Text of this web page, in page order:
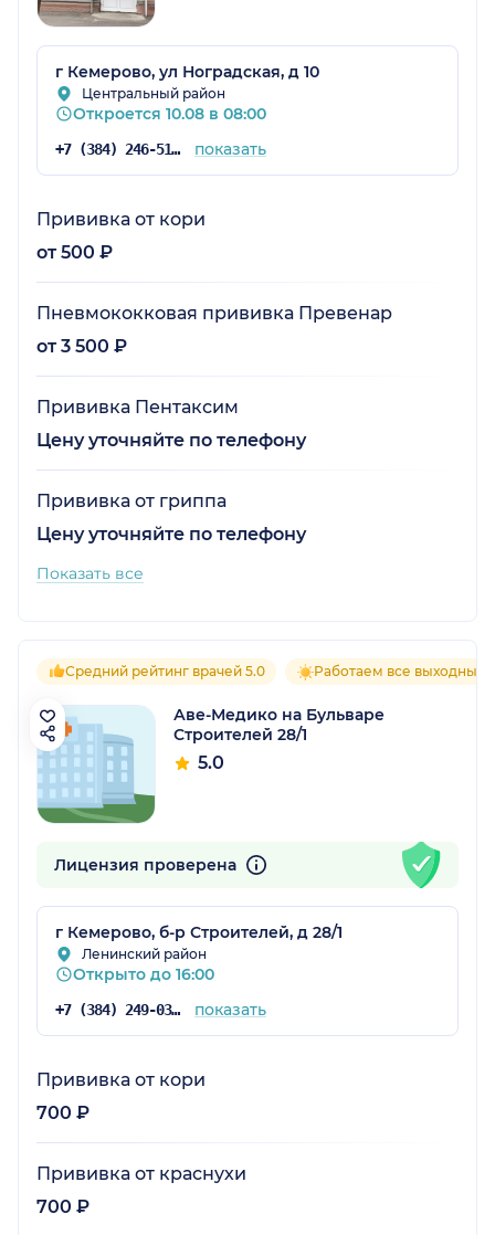
г Кемерово, ул Ноградская, д 10
Центральный район
Откроется 10.08 в 08:00
+7 (384) 246-51-80 показать
Прививка от кори
от 500 ₽
Пневмококковая прививка Превенар
от 3 500 ₽
Прививка Пентаксим
Цену уточняйте по телефону
Прививка от гриппа
Цену уточняйте по телефону
Показать все
Средний рейтинг врачей 5.0 Работаем все выходные
Аве-Медико на Бульваре
Строителей 28/1
5.0
Лицензия проверена
г Кемерово, б-р Строителей, д 28/1
Ленинский район
Открыто до 16:00
+7 (384) 249-03-49 показать
Прививка от кори
700 ₽
Прививка от краснухи
700 ₽